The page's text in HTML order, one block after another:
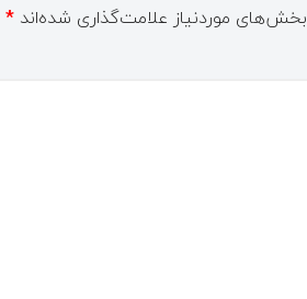
بخش‌های موردنیاز علامت‌گذاری شده‌اند *